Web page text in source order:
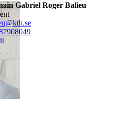
Gabriel Roger Balieu
8049